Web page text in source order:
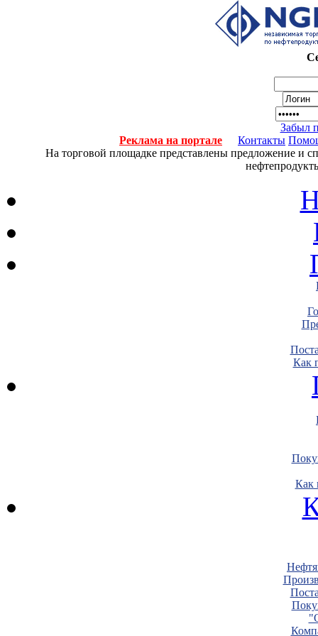
Забыл
Реклама на портале
Контакты
На торговой площадке представлены предложение и
Как
Как